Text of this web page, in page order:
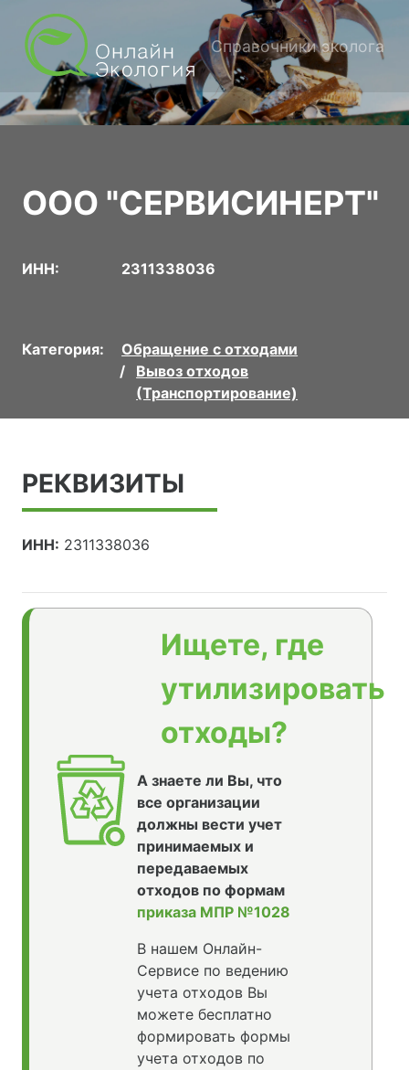
Справочники эколога
ООО "СЕРВИСИНЕРТ"
ИНН: 2311338036
Категория:
Обращение с отходами
Вывоз отходов
(Транспортирование)
РЕКВИЗИТЫ
ИНН: 2311338036
Ищете, где
утилизировать
отходы?
А знаете ли Вы, что
все организации
должны вести учет
принимаемых и
передаваемых
отходов по формам
приказа МПР №1028
В нашем Онлайн-
Сервисе по ведению
учета отходов Вы
можете бесплатно
формировать формы
учета отходов по